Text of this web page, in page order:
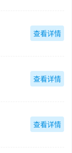
查看详情
查看详情
查看详情